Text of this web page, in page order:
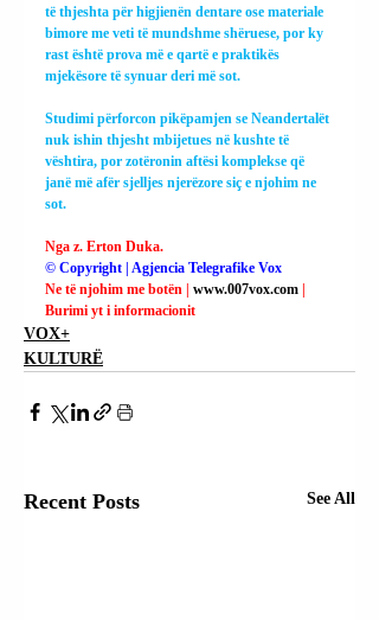
të thjeshta për higjienën dentare ose materiale
bimore me veti të mundshme shëruese, por ky
rast është prova më e qartë e praktikës
mjekësore të synuar deri më sot.
Studimi përforcon pikëpamjen se Neandertalët
nuk ishin thjesht mbijetues në kushte të
vështira, por zotëronin aftësi komplekse që
janë më afër sjelljes njerëzore siç e njohim ne
sot.
Nga z. Erton Duka.
© Copyright | Agjencia Telegrafike Vox
Ne të njohim me botën | www.007vox.com
Burimi yt i informacionit
VOX+
KULTURË
Recent Posts See All